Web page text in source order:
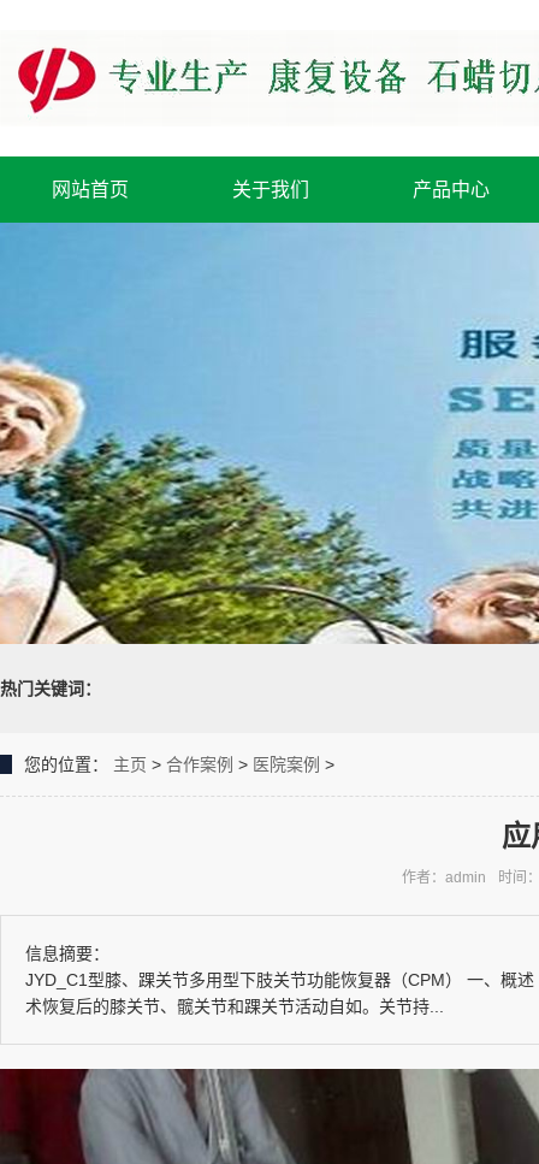
网站首页 关于我们 产品中心
热门关键词：
您的位置： 主页 > 合作案例 > 医院案例 >
应
作者：admin 时间
信息摘要：
JYD_C1型膝、踝关节多用型下肢关节功能恢复器（CPM） 一、概
术恢复后的膝关节、髋关节和踝关节活动自如。关节持...